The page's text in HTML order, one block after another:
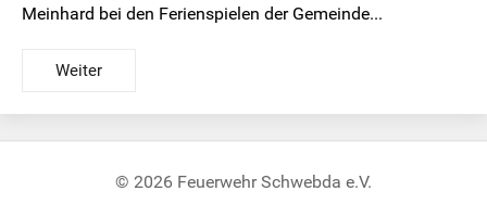
Meinhard bei den Ferienspielen der Gemeinde...
Weiter
© 2026 Feuerwehr Schwebda e.V.